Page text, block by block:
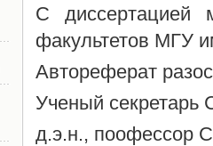
С диссертацией
факультетов МГУ
Автореферат
Ученый секретарь
д.э.н., поофессор